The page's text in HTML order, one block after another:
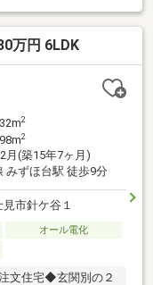
の間取り。全居室
ます。収納も多く、
歩にて2駅利用可
東上線「鶴瀬」駅徒
ンダーから見学日設
などもぜひこの機会
万円 6LDK
2
2
月(築15年7ヶ月)
みずほ台駅 徒歩9分
市針ケ谷１
オール電化
文住宅◆玄関別の２